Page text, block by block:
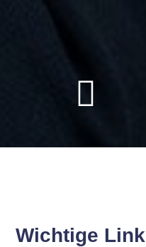
Wichtige